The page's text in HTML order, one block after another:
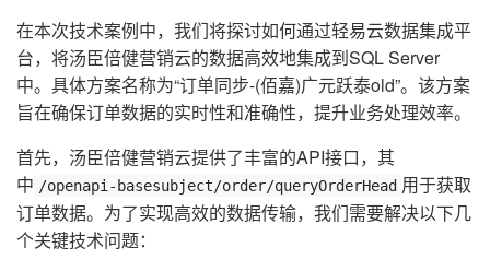
在本次技术案例中，我们将探讨如何通过轻易云数据集成平
台，将汤臣倍健营销云的数据高效地集成到SQL Server
中。具体方案名称为“订单同步-(佰嘉)广元跃泰old”。该方案
旨在确保订单数据的实时性和准确性，提升业务处理效率。
首先，汤臣倍健营销云提供了丰富的API接口，其
中 /openapi-basesubject/order/queryOrderHead 用于获取
订单数据。为了实现高效的数据传输，我们需要解决以下几
个关键技术问题：